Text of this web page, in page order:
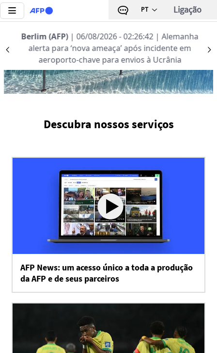
Passar para o conteúdo principal PT Ligação
Précédent
Berlim (AFP) | 06/08/2026 - 02:26:42 | Alemanha
alerta para ‘nova ameaça’ após incidente em
aeroporto-chave para envios à Ucrânia
Notícias | AFP.com
Descubra nossos serviços
AFP News: um acesso único a toda a produção
da AFP e de seus parceiros